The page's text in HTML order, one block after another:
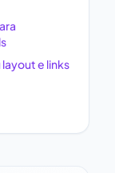
e links